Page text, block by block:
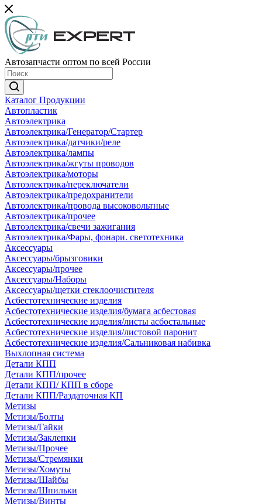
Автозапчасти оптом по всей России
Каталог Продукции
Автопластик
Автоэлектрика
Автоэлектрика/Генератор/Стартер
Автоэлектрика/датчики/реле
Автоэлектрика/лампы
Автоэлектрика/жгуты проводов
Автоэлектрика/моторы
Автоэлектрика/переключатели
Автоэлектрика/предохранители
Автоэлектрика/провода высоковольтные
Автоэлектрика/прочее
Автоэлектрика/свечи зажигания
Автоэлектрика/Фары, фонари. светотехника
Аксессуары
Аксессуары/брызговики
Аксессуары/прочее
Аксессуары/Наборы
Аксессуары/щетки стеклоочистителя
Асбестотехнические изделия
Асбестотехнические изделия/бумага асбестовая
Асбестотехнические изделия/листы асбостальные
Асбестотехнические изделия/листовой паронит
Асбестотехнические изделия/Сальниковая набивка
Выхлопная система
Детали КПП
Детали КПП/прочее
Детали КПП/ КПП в сборе
Детали КПП/Раздаточная КП
Метизы
Метизы/Болты
Метизы/Гайки
Метизы/Заклепки
Метизы/Прочее
Метизы/Стремянки
Метизы/Хомуты
Метизы/Шайбы
Метизы/Шпильки
Метизы/Винты